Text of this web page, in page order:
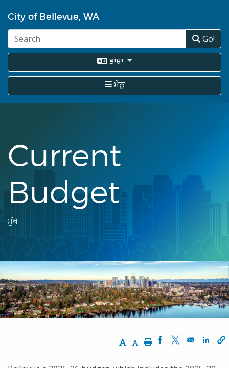
main
content
City of Bellevue, WA
Go!
ਭਾਸ਼ਾ
ਮੇਨੂ
Current
Budget
Breadcrumb
ਮੁੱਖ
Increase Text Size
Decrease Text Size
PrintOpens in a new
Opens in a